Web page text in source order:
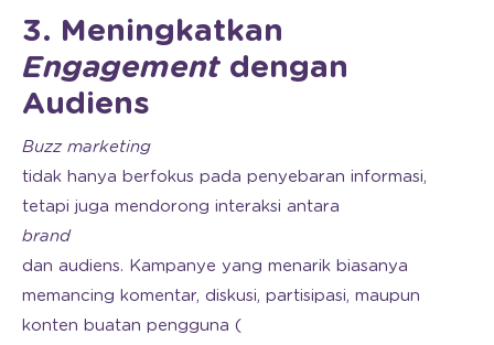
3. Meningkatkan
Engagement dengan
Audiens
Buzz marketing
tidak hanya berfokus pada penyebaran informasi,
tetapi juga mendorong interaksi antara
brand
dan audiens. Kampanye yang menarik biasanya
memancing komentar, diskusi, partisipasi, maupun
konten buatan pengguna (